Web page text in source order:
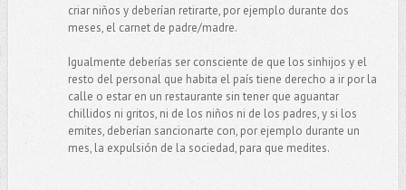
criar niños y deberían retirarte, por ejemplo durante dos
meses, el carnet de padre/madre.
Igualmente deberías ser consciente de que los sinhijos y el
resto del personal que habita el país tiene derecho a ir por la
calle o estar en un restaurante sin tener que aguantar
chillidos ni gritos, ni de los niños ni de los padres, y si los
emites, deberían sancionarte con, por ejemplo durante un
mes, la expulsión de la sociedad, para que medites.